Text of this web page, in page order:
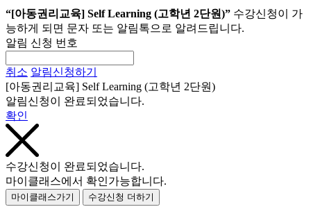
“[아동권리교육] Self Learning (고학년 2단원)” 수강신청이 가
능하게 되면 문자 또는 알림톡으로 알려드립니다.
알림 신청 번호
취소 알림신청하기
[아동권리교육] Self Learning (고학년 2단원)
알림신청이 완료되었습니다.
확인
수강신청이 완료되었습니다.
마이클래스에서 확인가능합니다.
마이클래스가기 수강신청 더하기